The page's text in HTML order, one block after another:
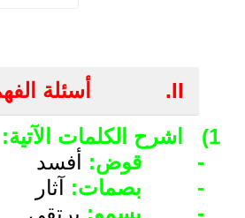
II.
أسئلة
1)
اشرح الكلمات الآتية:
-
قوض: أفسد
-
بصمات: آثار
-
يسمو: يرتقي